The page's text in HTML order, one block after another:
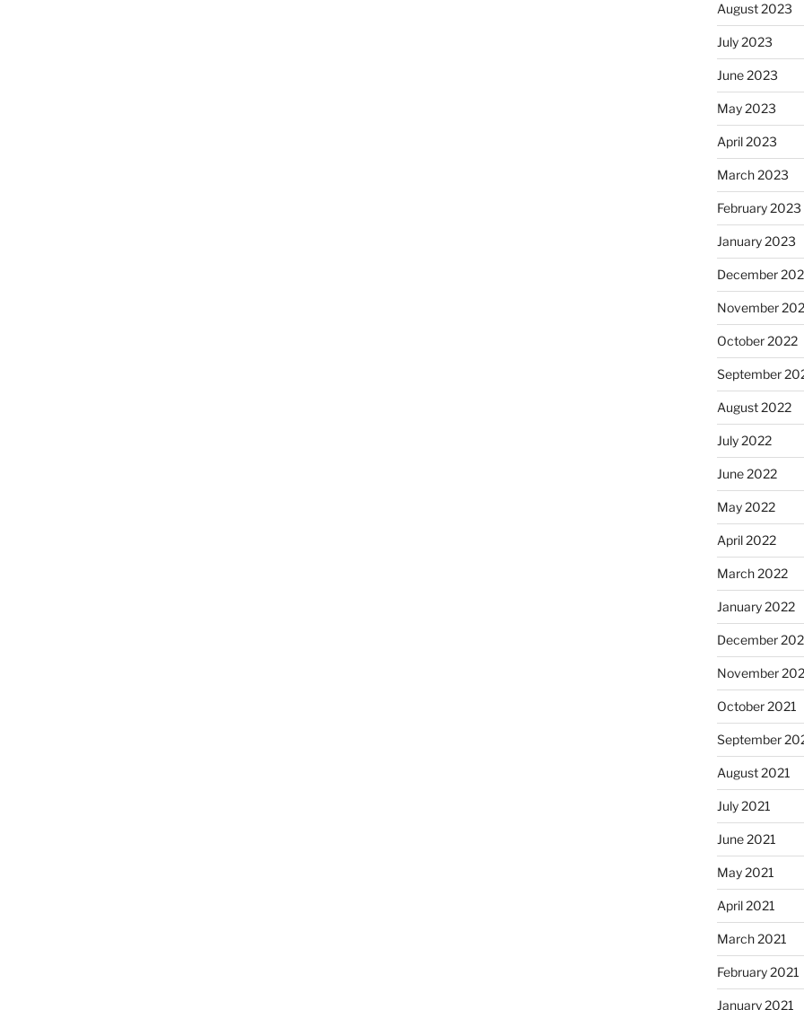
August 2023
July 2023
June 2023
May 2023
April 2023
March 2023
February 2023
January 2023
December
November
October 2022
September
August 2022
July 2022
June 2022
May 2022
April 2022
March 2022
January 2022
December
November
October 2021
September
August 2021
July 2021
June 2021
May 2021
April 2021
March 2021
February 2021
January 2021